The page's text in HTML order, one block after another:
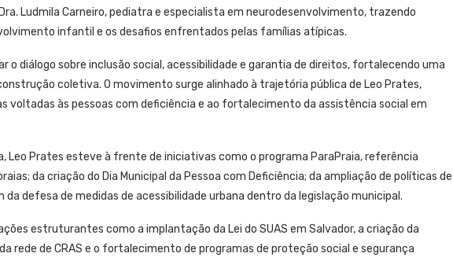
Ludmila Carneiro, pediatra e especialista em neurodesenvolvimento, trazendo
infantil e os desafios enfrentados pelas famílias atípicas.
o diálogo sobre inclusão social, acessibilidade e garantia de direitos, fortalecendo uma
coletiva. O movimento surge alinhado à trajetória pública de Leo Prates,
voltadas às pessoas com deficiência e ao fortalecimento da assistência social em
Leo Prates esteve à frente de iniciativas como o programa ParaPraia, referência
da criação do Dia Municipal da Pessoa com Deficiência; da ampliação de políticas de
defesa de medidas de acessibilidade urbana dentro da legislação municipal.
estruturantes como a implantação da Lei do SUAS em Salvador, a criação da
rede de CRAS e o fortalecimento de programas de proteção social e segurança